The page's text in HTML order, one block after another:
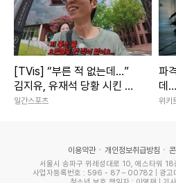
[TVis] “부른 적 없는데…”
김지유, 유재석 당황 시킨 철
판 (런닝맨)
일간스포츠
파
데… 20년 만에 재개봉 확정
된
위키
이용약관 개인정보취급방침
서울시 송파구 위례성대로 10, 에스타워
사업자등록번호 : 596 - 87 – 00782 | 광고